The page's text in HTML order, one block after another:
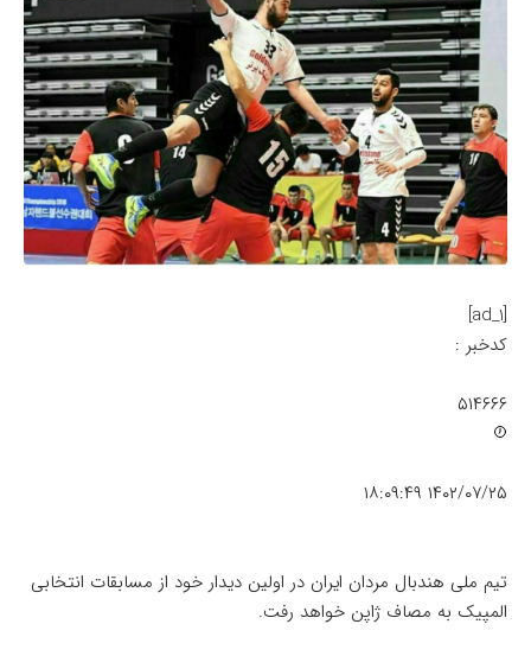
[ad_1]
کدخبر :
۵۱۴۶۶۶
۱۴۰۲/۰۷/۲۵ ۱۸:۰۹:۴۹
تیم ملی هندبال مردان ایران در اولین دیدار خود از مسابقات انتخابی
المپیک به مصاف ژاپن خواهد رفت.